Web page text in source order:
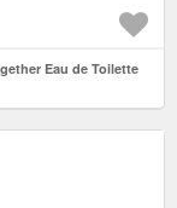
Eau de Toilette